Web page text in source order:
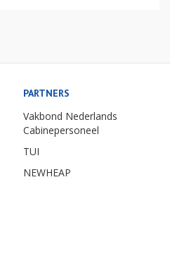
PARTNERS
Vakbond Nederlands
Cabinepersoneel
TUI
NEWHEAP